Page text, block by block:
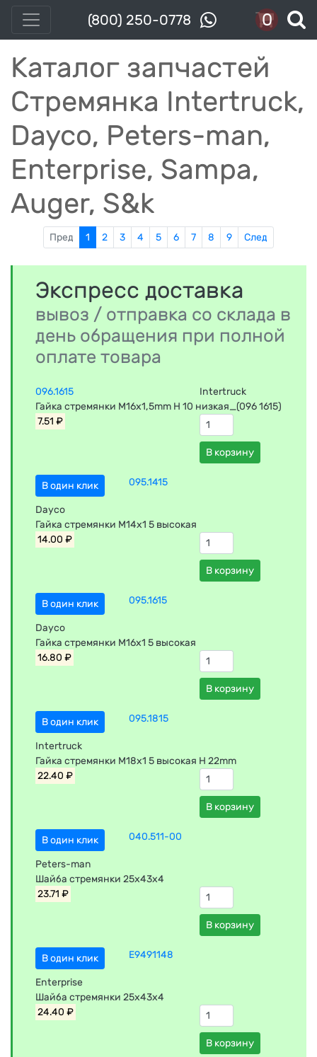
(800) 250-0778 0
Каталог запчастей
Стремянка Intertruck,
Dayco, Peters-man,
Enterprise, Sampa,
Auger, S&k
Пред 1 2 3 4 5 6 7 8 9 След
Экспресс доставка
вывоз / отправка со склада в
день обращения при полной
оплате товара
096.1615
Intertruck
Гайка стремянки M16x1,5mm H 10 низкая_(096 1615)
7.51 ₽
В корзину
В один клик 095.1415
Dayco
Гайка стремянки M14x1 5 высокая
14.00 ₽
В корзину
В один клик 095.1615
Dayco
Гайка стремянки M16x1 5 высокая
16.80 ₽
В корзину
В один клик 095.1815
Intertruck
Гайка стремянки M18x1 5 высокая H 22mm
22.40 ₽
В корзину
В один клик 040.511-00
Peters-man
Шайба стремянки 25x43x4
23.71 ₽
В корзину
В один клик E9491148
Enterprise
Шайба стремянки 25x43x4
24.40 ₽
В корзину